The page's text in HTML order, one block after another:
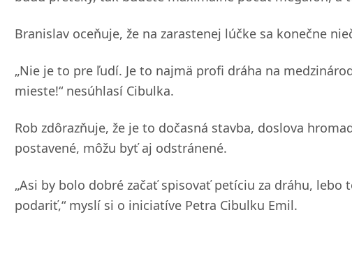
Branislav oceňuje, že na zarastenej lúčke sa konečne
„Nie je to pre ľudí. Je to najmä profi dráha na
mieste!“ nesúhlasí Cibulka.
Rob zdôrazňuje, že je to dočasná stavba, doslova
postavené, môžu byť aj odstránené.
„Asi by bolo dobré začať spisovať petíciu za dráhu,
podariť,“ myslí si o iniciatíve Petra Cibulku Emil.